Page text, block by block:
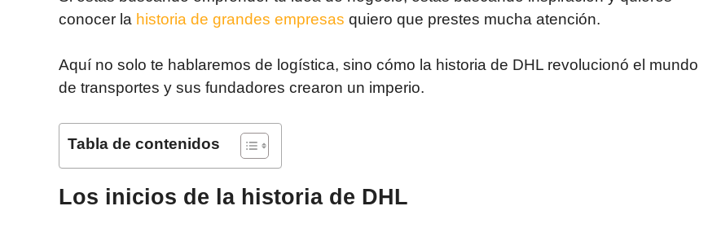
conocer la historia de grandes empresas quiero que prestes mucha atención.
Aquí no solo te hablaremos de logística, sino cómo la historia de DHL revolucionó el mundo
de transportes y sus fundadores crearon un imperio.
Tabla de contenidos
Los inicios de la historia de DHL